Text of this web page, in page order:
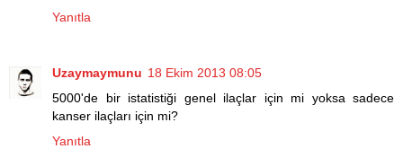
Yanıtla
Uzaymaymunu 18 Ekim 2013 08:05
5000'de bir istatistiği genel ilaçlar için mi yoksa sadece
kanser ilaçları için mi?
Yanıtla